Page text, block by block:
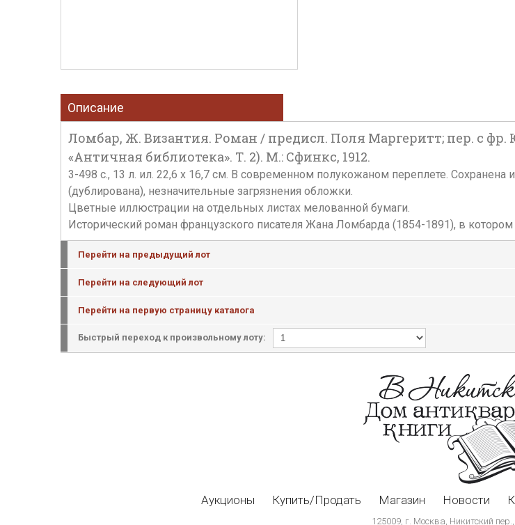
Описание
Ломбар, Ж. Византия. Роман / предисл. Поля Маргеритт; пер. с фр.
«Античная библиотека». Т. 2). М.: Сфинкс, 1912.
3-498 с., 13 л. ил. 22,6 х 16,7 см. В современном полукожаном переплете.
(дублирована), незначительные загрязнения обложки.
Цветные иллюстрации на отдельных листах мелованной бумаги.
Исторический роман французского писателя Жана Ломбарда (1854-1891), в котором
Перейти на предыдущий лот
Перейти на следующий лот
Перейти на первую страницу каталога
Быстрый переход к произвольному лоту:
Аукционы Купить/Продать Магазин Новости
125009, г. Москва, Никитский